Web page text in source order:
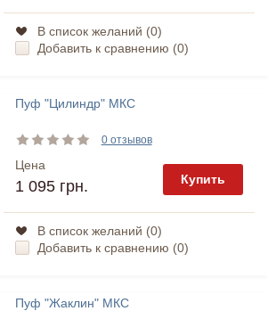
В список желаний (0)
Добавить к сравнению (0)
Пуф "Цилиндр" МКС
0 отзывов
Цена
1 095 грн. Купить
В список желаний (0)
Добавить к сравнению (0)
Пуф "Жаклин" МКС